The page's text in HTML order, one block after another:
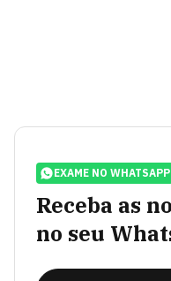
EXAME NO WHATSAPP
Receba as
no seu